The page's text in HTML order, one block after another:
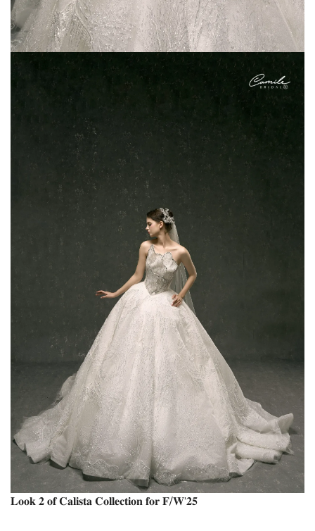
𝐋𝐨𝐨𝐤 𝟐 𝐨𝐟 𝐂𝐚𝐥𝐢𝐬𝐭𝐚 𝐂𝐨𝐥𝐥𝐞𝐜𝐭𝐢𝐨𝐧 𝐟𝐨𝐫 𝐅/𝐖’𝟐𝟓